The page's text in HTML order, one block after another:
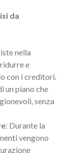
da
nella
e
con i creditori.
un piano che
senza
: Durante la
vengono